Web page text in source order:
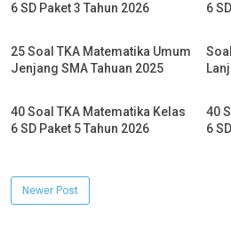
6 SD Paket 3 Tahun 2026
6
25 Soal TKA Matematika Umum
Jenjang SMA Tahuan 2025
40 Soal TKA Matematika Kelas
6 SD Paket 5 Tahun 2026
40
6
Newer Post